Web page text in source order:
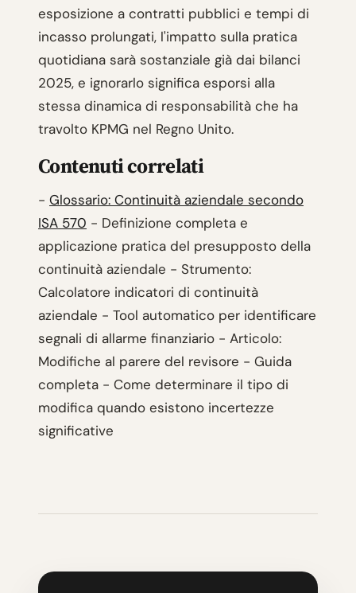
esposizione a contratti pubblici e tempi di
incasso prolungati, l'impatto sulla pratica
quotidiana sarà sostanziale già dai bilanci
2025, e ignorarlo significa esporsi alla
stessa dinamica di responsabilità che ha
travolto KPMG nel Regno Unito.
Contenuti correlati
- Glossario: Continuità aziendale secondo
ISA 570 - Definizione completa e
applicazione pratica del presupposto della
continuità aziendale - Strumento:
Calcolatore indicatori di continuità
aziendale - Tool automatico per identificare
segnali di allarme finanziario - Articolo:
Modifiche al parere del revisore - Guida
completa - Come determinare il tipo di
modifica quando esistono incertezze
significative